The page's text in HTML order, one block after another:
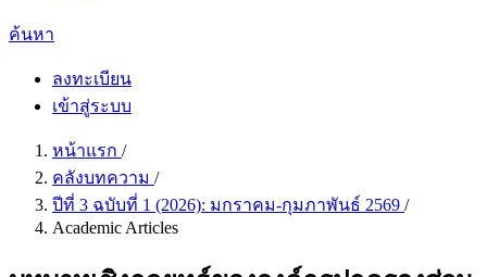
ค้นหา
ลงทะเบียน
เข้าสู่ระบบ
หน้าแรก /
คลังบทความ /
ปีที่ 3 ฉบับที่ 1 (2026): มกราคม-กุมภาพันธ์ 2569 /
Academic Articles